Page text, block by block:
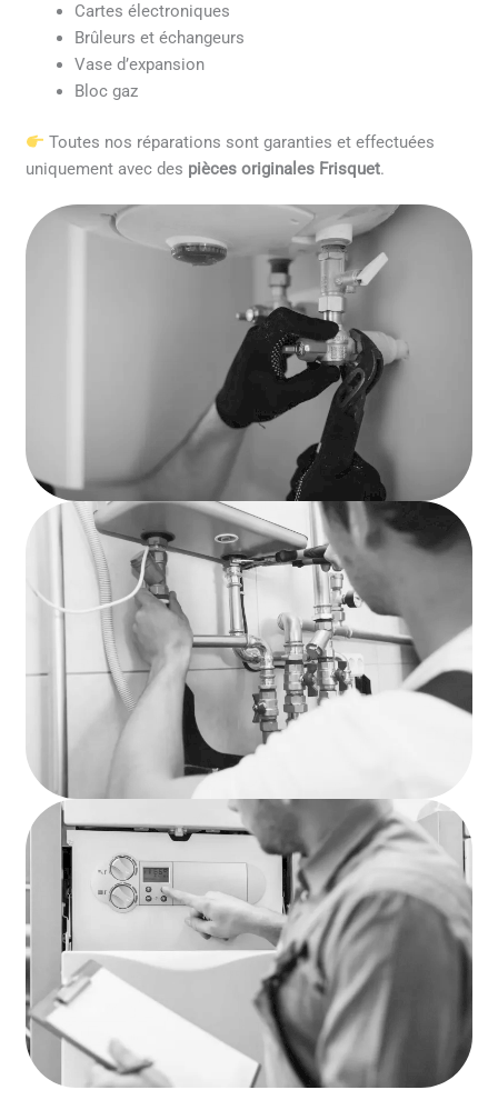
Cartes électroniques
Brûleurs et échangeurs
Vase d’expansion
Bloc gaz
Toutes nos réparations sont garanties et effectuées
uniquement avec des pièces originales Frisquet.